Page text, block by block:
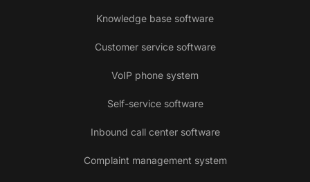
Knowledge base software
Customer service software
VoIP phone system
Self-service software
Inbound call center software
Complaint management system